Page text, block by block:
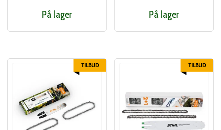
955,00 kr..
På lager
635,00 kr..
På lager
TILBUD TILBUD